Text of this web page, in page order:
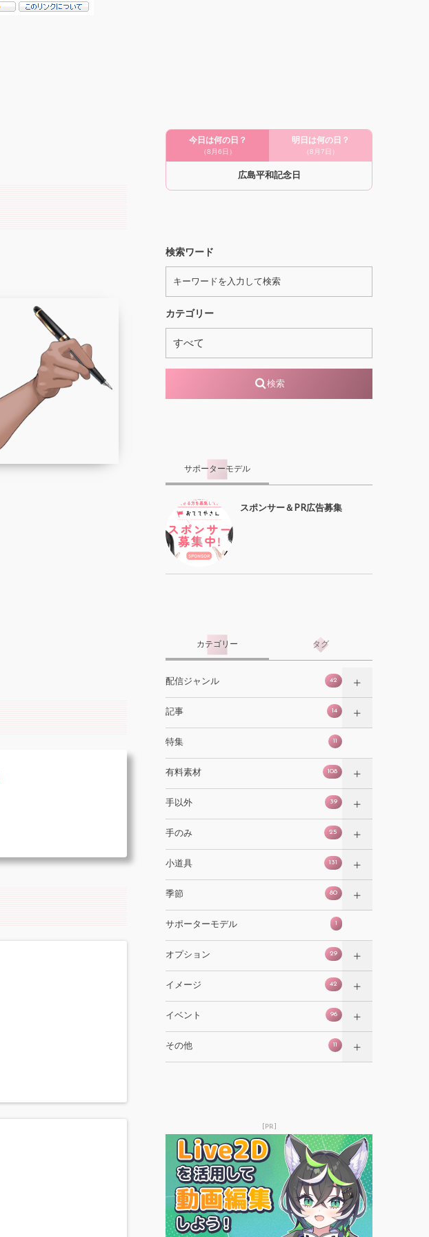
今日は何の日？
（8月6日）
明日は何の日？
（8月7日）
広島平和記念日
検索ワード
カテゴリー
検索
サポーターモデル
スポンサー＆PR広告募集
カテゴリー タグ
配信ジャンル 42
記事 14
特集 11
有料素材 108
手以外 39
手のみ 25
小道具 131
季節 80
サポーターモデル 1
オプション 29
イメージ 42
イベント 96
その他 11
[PR]